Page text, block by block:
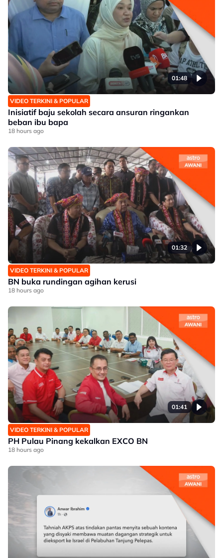
01:48
VIDEO TERKINI & POPULAR
Inisiatif baju sekolah secara ansuran ringankan
beban ibu bapa
18 hours ago
01:32
VIDEO TERKINI & POPULAR
BN buka rundingan agihan kerusi
18 hours ago
01:41
VIDEO TERKINI & POPULAR
PH Pulau Pinang kekalkan EXCO BN
18 hours ago